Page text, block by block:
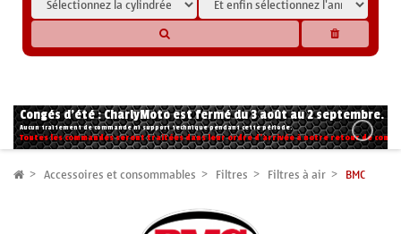
Congés d'été : CharlyMoto est fermé du 3 août au 2 septembre.
Aucun traitement de commande ni support technique pendant cette période.
Toutes les commandes seront traitées dans leur ordre d'arrivée à notre retour de
Accessoires et consommables Filtres Filtres à air BMC